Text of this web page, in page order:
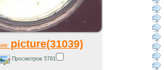
picture(31039)
Просмотров 5781